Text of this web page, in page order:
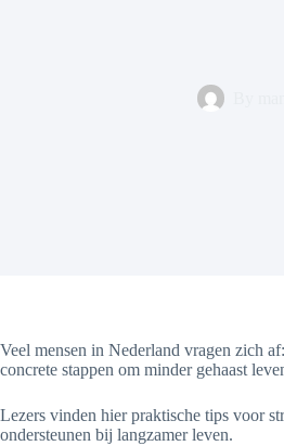
Veel mensen in Nederland vragen zich
concrete stappen om minder gehaast
Lezers vinden hier praktische tips voor
ondersteunen bij langzamer leven.